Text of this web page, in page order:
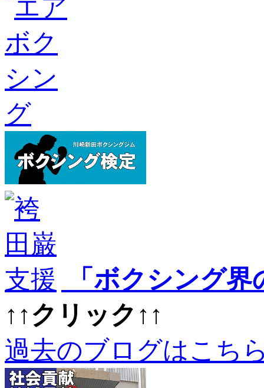
「ボクシング
↑↑クリック↑↑
過去のブログはこち